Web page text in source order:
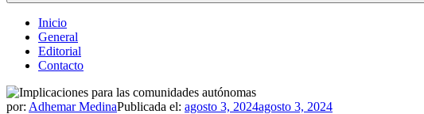
Inicio
General
Editorial
Contacto
por: Adhemar MedinaPublicada el: agosto 3, 2024agosto 3, 2024